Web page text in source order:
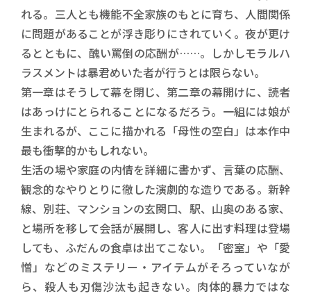
れる。三人とも機能不全家族のもとに育ち、人間関係
に問題があることが浮き彫りにされていく。夜が更け
るとともに、醜い罵倒の応酬が……。しかしモラルハ
ラスメントは暴君めいた者が行うとは限らない。
第一章はそうして幕を閉じ、第二章の幕開けに、読者
はあっけにとられることになるだろう。一組には娘が
生まれるが、ここに描かれる「母性の空白」は本作中
最も衝撃的かもしれない。
生活の場や家庭の内情を詳細に書かず、言葉の応酬、
観念的なやりとりに徹した演劇的な造りである。新幹
線、別荘、マンションの玄関口、駅、山奥のある家、
と場所を移して会話が展開し、客人に出す料理は登場
しても、ふだんの食卓は出てこない。「密室」や「愛
憎」などのミステリー・アイテムがそろっていなが
ら、殺人も刃傷沙汰も起きない。肉体的暴力ではな